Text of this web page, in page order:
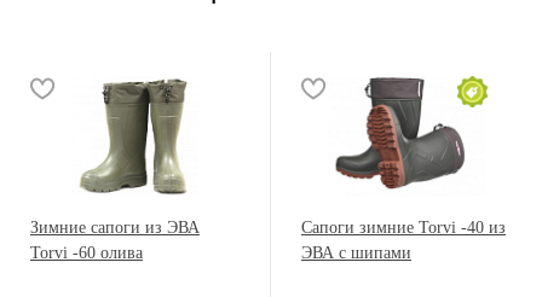
Зимние сапоги из ЭВА
Torvi -60 олива
Сапоги зимние Torvi -40 из
ЭВА с шипами